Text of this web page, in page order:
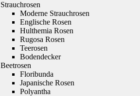
Strauchrosen
Moderne Strauchrosen
Englische Rosen
Hulthemia Rosen
Rugosa Rosen
Teerosen
Bodendecker
Beetrosen
Floribunda
Japanische Rosen
Polyantha